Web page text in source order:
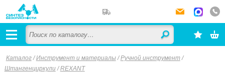
Каталог/Инструмент и материалы /Ручной инструмент /
Штангенциркули /REXANT